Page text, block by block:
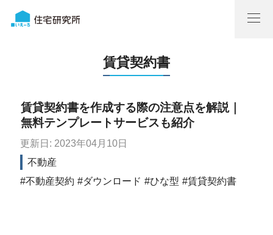
賃貸契約書
賃貸契約書を作成する際の注意点を解説｜
無料テンプレートサービスも紹介
更新日: 2023年04月10日
不動産
不動産契約
ダウンロード ひな型 賃貸契約書